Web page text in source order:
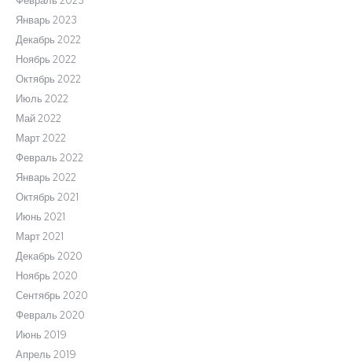
Январь 2023
Декабрь 2022
Ноябрь 2022
Октябрь 2022
Июль 2022
Май 2022
Март 2022
Февраль 2022
Январь 2022
Октябрь 2021
Июнь 2021
Март 2021
Декабрь 2020
Ноябрь 2020
Сентябрь 2020
Февраль 2020
Июнь 2019
Апрель 2019